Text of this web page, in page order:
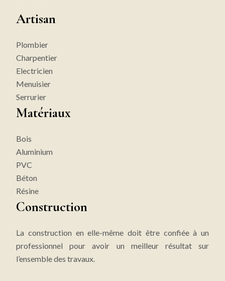
Artisan
Plombier
Charpentier
Electricien
Menuisier
Serrurier
Matériaux
Bois
Aluminium
PVC
Béton
Résine
Construction
La construction en elle-même doit être confiée à un
professionnel pour avoir un meilleur résultat sur
l’ensemble des travaux.